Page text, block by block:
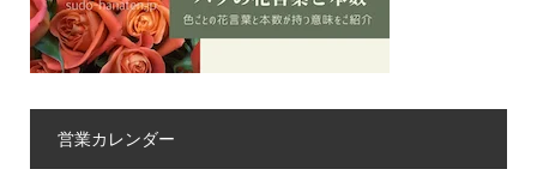
営業カレンダー